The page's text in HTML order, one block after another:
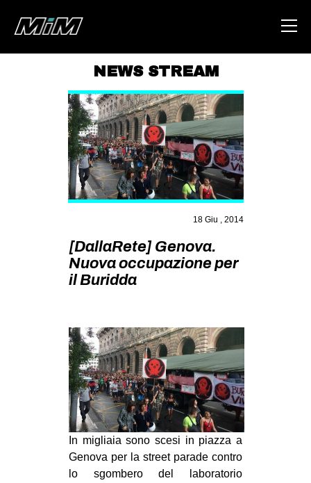
ABOUT
AREA
DEGENERAZIONE
GAZA FREESTYLE
CSOA LAMBRETTA
MSM
STUDENTI TSUNAMI
MOBILITAZIONI
SPAZI
SPORT POPOLARE
MOVIMENTI
AMBIENTE
ANTIFASCISMO
NEWS STREAM
18 Giu , 2014
[DallaRete] Genova.
Nuova occupazione per
il Buridda
In migliaia sono scesi in piazza a
Genova per la street parade contro
lo sgombero del laboratorio